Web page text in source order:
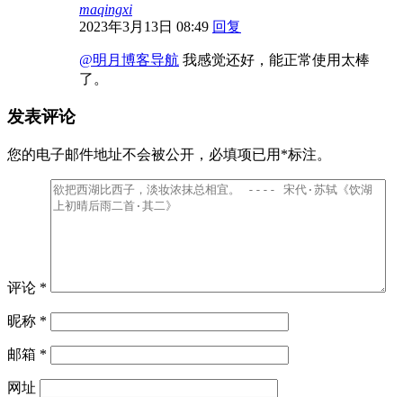
maqingxi
2023年3月13日 08:49 回复
@明月博客导航 我感觉还好，能正常使用太棒
了。
发表评论
您的电子邮件地址不会被公开， 必填项已用 *标注。
评论 *
昵称 *
邮箱 *
网址